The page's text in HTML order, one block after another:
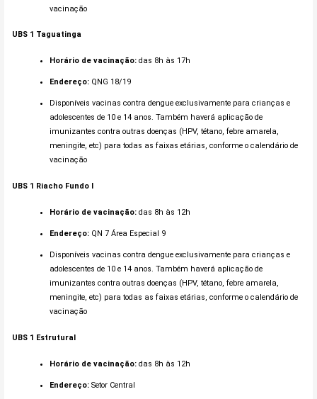
vacinação
UBS 1 Taguatinga
Horário de vacinação:das 8h às 17h
Endereço:QNG 18/19
Disponíveis vacinas contra dengue exclusivamente para crianças e
adolescentes de 10 e 14 anos. Também haverá aplicação de
imunizantes contra outras doenças (HPV, tétano, febre amarela,
meningite, etc) para todas as faixas etárias, conforme o calendário de
vacinação
UBS 1 Riacho Fundo I
Horário de vacinação:das 8h às 12h
Endereço:QN 7 Área Especial 9
Disponíveis vacinas contra dengue exclusivamente para crianças e
adolescentes de 10 e 14 anos. Também haverá aplicação de
imunizantes contra outras doenças (HPV, tétano, febre amarela,
meningite, etc) para todas as faixas etárias, conforme o calendário de
vacinação
UBS 1 Estrutural
Horário de vacinação: das 8h às 12h
Endereço:Setor Central